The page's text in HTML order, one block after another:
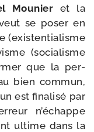
Mounier et la
se poser en
(exis­ten­tia­lisme
(socia­lisme
que la per­
bien com­mun,
est fina­li­sé par
n’échappe
ultime dans la